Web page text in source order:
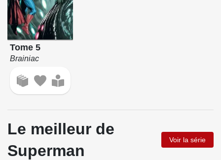
Tome 5
Brainiac
Le meilleur de
Superman
Voir la série